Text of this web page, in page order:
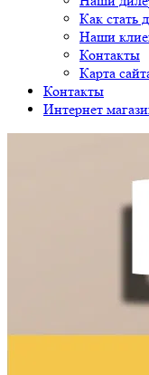
Как стать
Наши
Контакты
Карта
Контакты
Интернет